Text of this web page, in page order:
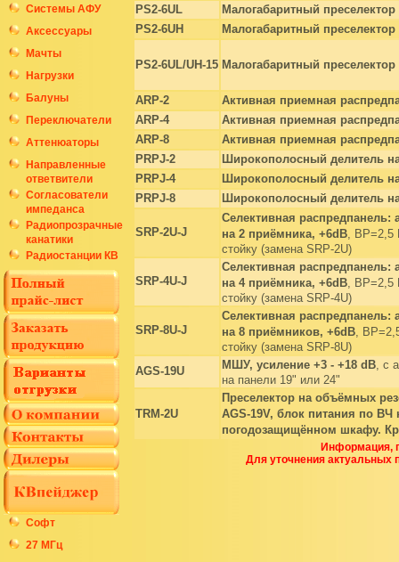
Системы АФУ
Аксессуары
Мачты
Нагрузки
Балуны
Переключатели
Аттенюаторы
Направленные
ответвители
Согласователи
импеданса
Радиопрозрачные
канатики
Радиостанции КВ
Софт
27 МГц
PS2-6UL
Малогабаритный
PS2-6UH
Малогабаритный
PS2-6UL/UH-15 Малогабаритный
ARP-2
Активная приемная
ARP-4
Активная приемная
ARP-8
Активная приемная
PRPJ-2
Широкополосный делитель
PRPJ-4
Широкополосный делитель
PRPJ-8
Широкополосный делитель
SRP-2U-J
Селективная распредпанель:
на 2 приёмника, +6dB,
стойку (замена SRP-2U)
SRP-4U-J
Селективная распредпанель:
на 4 приёмника, +6dB,
стойку (замена SRP-4U)
SRP-8U-J
Селективная распредпанель:
на 8 приёмников, +6dB,
стойку (замена SRP-8U)
AGS-19U
МШУ, усиление +3 - +18 dB, с
на панели 19" или 24"
TRM-2U
Преселектор на объёмных
AGS-19V, блок питания по
погодозащищённом шкафу.
Информация,
Для уточнения актуальных